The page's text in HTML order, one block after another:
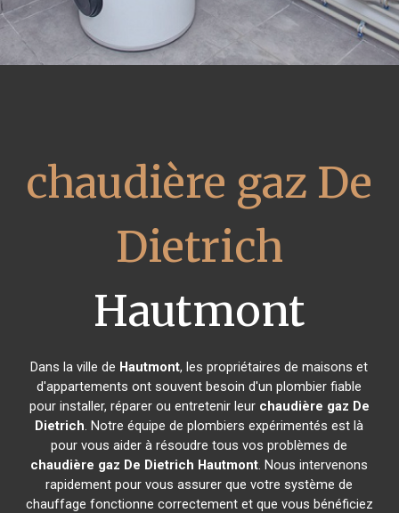
chaudière gaz De
Dietrich
Hautmont
Dans la ville de Hautmont, les propriétaires de maisons et
d'appartements ont souvent besoin d'un plombier fiable
pour installer, réparer ou entretenir leur chaudière gaz De
Dietrich. Notre équipe de plombiers expérimentés est là
pour vous aider à résoudre tous vos problèmes de
chaudière gaz De Dietrich Hautmont. Nous intervenons
rapidement pour vous assurer que votre système de
chauffage fonctionne correctement et que vous bénéficiez